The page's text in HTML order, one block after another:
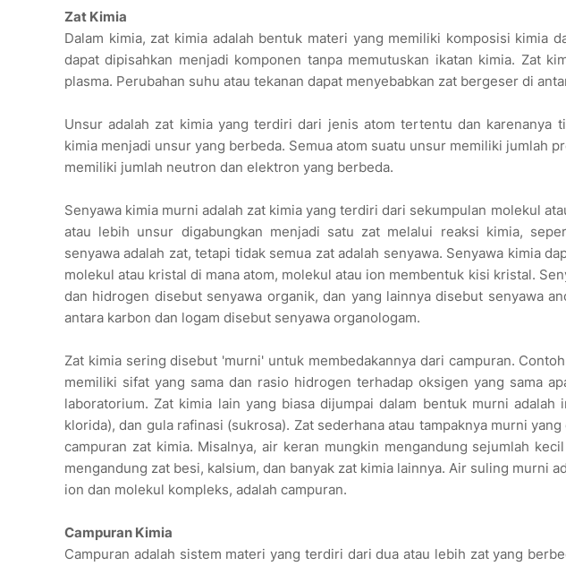
Zat Kimia
Dalam kimia, zat kimia adalah bentuk materi yang memiliki komposisi kimia
dapat dipisahkan menjadi komponen tanpa memutuskan ikatan kimia. Zat
plasma. Perubahan suhu atau tekanan dapat menyebabkan zat bergeser di
Unsur adalah zat kimia yang terdiri dari jenis atom tertentu dan karenanya
kimia menjadi unsur yang berbeda. Semua atom suatu unsur memiliki jumlah
memiliki jumlah neutron dan elektron yang berbeda.
Senyawa kimia murni adalah zat kimia yang terdiri dari sekumpulan molekul
atau lebih unsur digabungkan menjadi satu zat melalui reaksi kimia,
senyawa adalah zat, tetapi tidak semua zat adalah senyawa. Senyawa kimia
molekul atau kristal di mana atom, molekul atau ion membentuk kisi kristal.
dan hidrogen disebut senyawa organik, dan yang lainnya disebut senyawa
antara karbon dan logam disebut senyawa organologam.
Zat kimia sering disebut 'murni' untuk membedakannya dari campuran.
memiliki sifat yang sama dan rasio hidrogen terhadap oksigen yang sama
laboratorium. Zat kimia lain yang biasa dijumpai dalam bentuk murni adalah
klorida), dan gula rafinasi (sukrosa). Zat sederhana atau tampaknya murni
campuran zat kimia. Misalnya, air keran mungkin mengandung sejumlah
mengandung zat besi, kalsium, dan banyak zat kimia lainnya. Air suling murni
ion dan molekul kompleks, adalah campuran.
Campuran Kimia
Campuran adalah sistem materi yang terdiri dari dua atau lebih zat yang